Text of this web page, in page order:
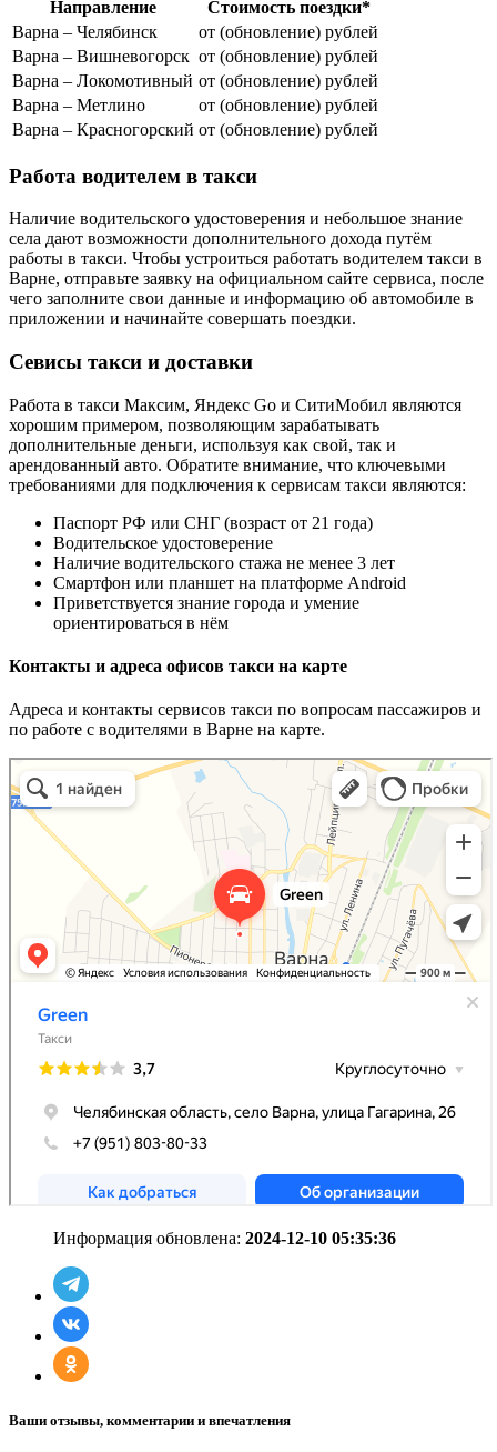
Направление
Стоимость поездки*
Варна – Челябинск
от (обновление) рублей
Варна – Вишневогорск от (обновление) рублей
Варна – Локомотивный от (обновление) рублей
Варна – Метлино
от (обновление) рублей
Варна – Красногорский от (обновление) рублей
Работа водителем в такси
Наличие водительского удостоверения и небольшое знание
села дают возможности дополнительного дохода путём
работы в такси. Чтобы устроиться работать водителем такси в
Варне, отправьте заявку на официальном сайте сервиса, после
чего заполните свои данные и информацию об автомобиле в
приложении и начинайте совершать поездки.
Севисы такси и доставки
Работа в такси Максим, Яндекс Go и СитиМобил являются
хорошим примером, позволяющим зарабатывать
дополнительные деньги, используя как свой, так и
арендованный авто. Обратите внимание, что ключевыми
требованиями для подключения к сервисам такси являются:
Паспорт РФ или СНГ (возраст от 21 года)
Водительское удостоверение
Наличие водительского стажа не менее 3 лет
Смартфон или планшет на платформе Android
Приветствуется знание города и умение
ориентироваться в нём
Контакты и адреса офисов такси на карте
Адреса и контакты сервисов такси по вопросам пассажиров и
по работе с водителями в Варне на карте.
Информация обновлена: 2024-12-10 05:35:36
Ваши отзывы, комментарии и впечатления